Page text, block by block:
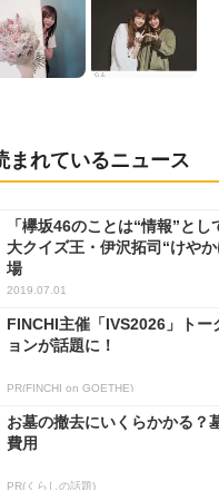
まれているニュース
「欅坂46のことは“情報”と
大クイズ王・伊沢拓司“けや
場
2019.07.01
FINCHI主催「IVS2026」トー
ョンが話題に！
PR(FINCHI on GOETHE)
お墓の撤去にいくらかかる？
費用
PR(くらしの話題)